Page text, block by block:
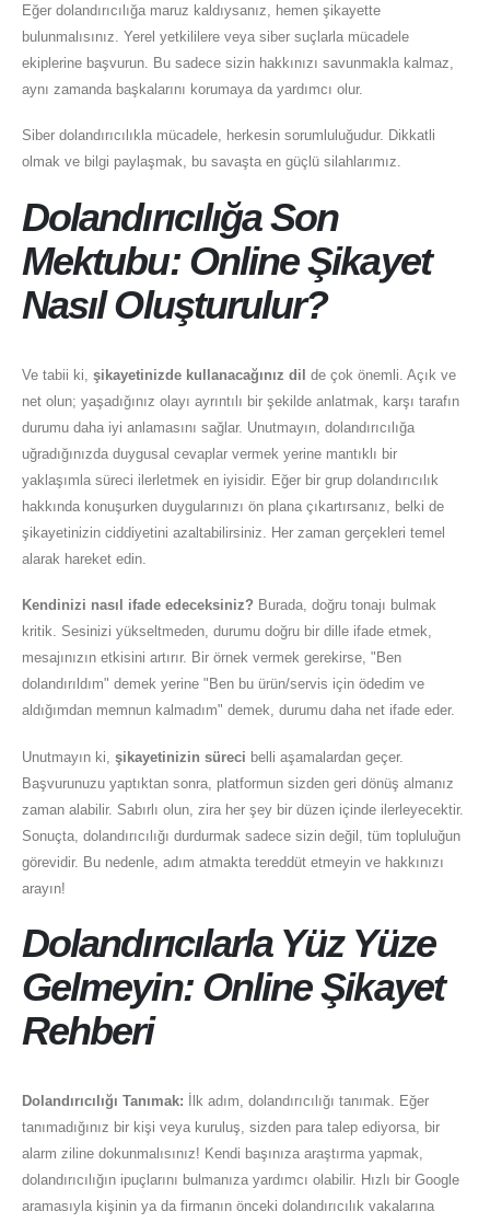
Eğer dolandırıcılığa maruz kaldıysanız, hemen şikayette
bulunmalısınız. Yerel yetkililere veya siber suçlarla mücadele
ekiplerine başvurun. Bu sadece sizin hakkınızı savunmakla kalmaz,
aynı zamanda başkalarını korumaya da yardımcı olur.
Siber dolandırıcılıkla mücadele, herkesin sorumluluğudur. Dikkatli
olmak ve bilgi paylaşmak, bu savaşta en güçlü silahlarımız.
Dolandırıcılığa Son
Mektubu: Online Şikayet
Nasıl Oluşturulur?
Ve tabii ki, şikayetinizde kullanacağınız dil de çok önemli. Açık ve
net olun; yaşadığınız olayı ayrıntılı bir şekilde anlatmak, karşı tarafın
durumu daha iyi anlamasını sağlar. Unutmayın, dolandırıcılığa
uğradığınızda duygusal cevaplar vermek yerine mantıklı bir
yaklaşımla süreci ilerletmek en iyisidir. Eğer bir grup dolandırıcılık
hakkında konuşurken duygularınızı ön plana çıkartırsanız, belki de
şikayetinizin ciddiyetini azaltabilirsiniz. Her zaman gerçekleri temel
alarak hareket edin.
Kendinizi nasıl ifade edeceksiniz? Burada, doğru tonajı bulmak
kritik. Sesinizi yükseltmeden, durumu doğru bir dille ifade etmek,
mesajınızın etkisini artırır. Bir örnek vermek gerekirse, "Ben
dolandırıldım" demek yerine "Ben bu ürün/servis için ödedim ve
aldığımdan memnun kalmadım" demek, durumu daha net ifade eder.
Unutmayın ki, şikayetinizin süreci belli aşamalardan geçer.
Başvurunuzu yaptıktan sonra, platformun sizden geri dönüş almanız
zaman alabilir. Sabırlı olun, zira her şey bir düzen içinde ilerleyecektir.
Sonuçta, dolandırıcılığı durdurmak sadece sizin değil, tüm topluluğun
görevidir. Bu nedenle, adım atmakta tereddüt etmeyin ve hakkınızı
arayın!
Dolandırıcılarla Yüz Yüze
Gelmeyin: Online Şikayet
Rehberi
Dolandırıcılığı Tanımak: İlk adım, dolandırıcılığı tanımak. Eğer
tanımadığınız bir kişi veya kuruluş, sizden para talep ediyorsa, bir
alarm ziline dokunmalısınız! Kendi başınıza araştırma yapmak,
dolandırıcılığın ipuçlarını bulmanıza yardımcı olabilir. Hızlı bir Google
aramasıyla kişinin ya da firmanın önceki dolandırıcılık vakalarına